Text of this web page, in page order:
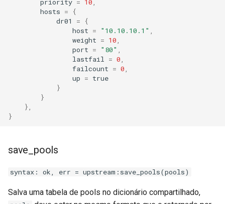
request-cookies-filter
security-headers
server-redirect
hosts =
{
dr01
=
{
host = "10.10.10.1"
weight = 10
port = "80"
lastfail
= 0
failcount = 0
up = true
}
}
},
}
save_pools
syntax: ok, err = upstream:save_pools(pools)
Salva uma tabela de pools no dicionário compartilhado,